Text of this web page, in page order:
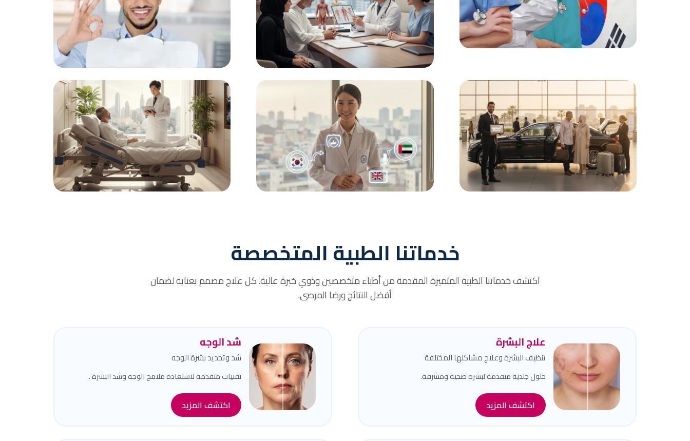
أطباء متخصصون وذو خبرة عالية لضمان أفضل
النتائج لكل حالة. دعم مستمر
استشارات طبية متخصصة، حجز موعد مع أفضل
الأطباء المتخصصين في مختلف المجالات الطبية.
نتائج مضمونة
متابعة شخصية لكل حالة لضمان تحقيق النتائج
المرجوة.
خدماتنا الطبية المتخصصة
اكتشف خدماتنا الطبية المتميزة المقدمة من أطباء متخصصين وذوي خبرة عالية. كل علاج مصمم بعناية لضمان
أفضل النتائج ورضا المرضى.
علاج البشرة
تنظيف البشرة وعلاج مشاكلها المختلفة
حلول جلدية متقدمة لبشرة صحية ومشرقة.
اكتشف المزيد
شد الوجه
شد وتجديد بشرة الوجه
تقنيات متقدمة لاستعادة ملامح الوجه وشد البشرة .
اكتشف المزيد